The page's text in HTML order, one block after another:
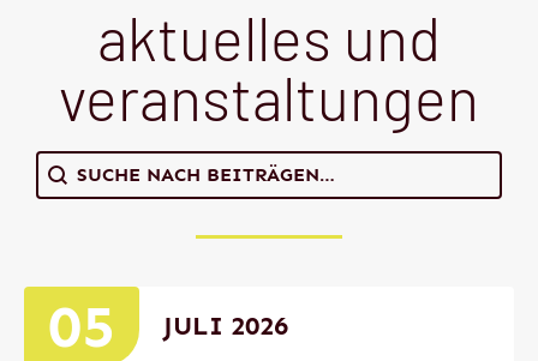
aktuelles und
veranstal­tungen
Suche
Search content
05 JULI 2026